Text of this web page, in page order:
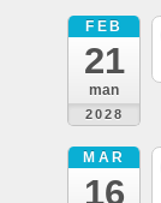
FEB
21
man
2028
MAR
16